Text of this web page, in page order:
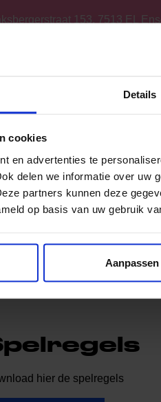
Details
cookies
en advertenties te
delen we informatie over uw
partners kunnen deze
op basis van uw gebruik
Aanpassen
153, 7513 EL
Kledingbank en het
al
Aanmelden
hier de spelregels